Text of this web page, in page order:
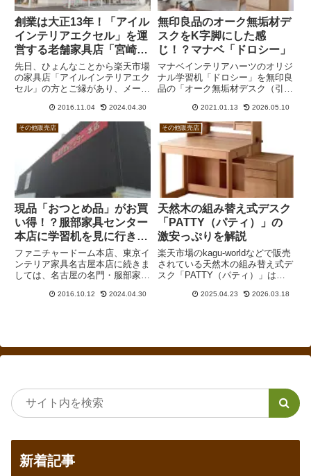
創業は大正13年！「アイル
インテリアエクセル」を運
営する老舗家具店「宮崎な
がの」
先日、ひょんなことから楽天市場
の家具店「アイルインテリアエク
セル」の方とご縁があり、メール
ころ、快く引き受けてくださいま
した。メール取材なので、正直、
あまり面白い話は聞けないだろう
なーと思ってたんですけど、こ
2016.11.04 2024.04.30
無印良品のオーク無垢材デ
スクをK字脚にした感
じ！？マナベ「ドロシー」
マナベインテリアハーツのオリジ
ナル学習机「ドロシー」を無印良
品の「オーク無垢材デスク（引
ータイプデスク・メルシーR」と
比較してみました。いずれも5万
円前後で買える天然木デスクなが
ら、ドロシーはK字脚で子供が座
りやすく、天板が突板で反りや割
れの心配がないのがメリットと言
2021.01.13 2026.05.10
その他販売店
現品「おつとめ品」がお買
い得！？服部家具センター
本店に学習机を見に行きま
した
ファニチャードーム本店、東京イ
ンテリア家具名古屋本店に続きま
しては、名古屋の名門・服部家具
真新しい店舗のファニチャードー
2016.10.12 2024.04.30
その他販売店
天然木の組み替え式デスク
「PATTY（パティ）」の
激安っぷりを解説
楽天市場のkagu-worldなどで販売
されている天然木の組み替え式デ
スク「PATTY（パティ）」は激
習机です。コイズミファニテック
2025.04.23 2026.03.18
新着記事